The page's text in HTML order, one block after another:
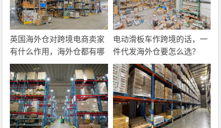
英国海外仓对跨境电商卖家
有什么作用，海外仓都有哪
些核心服务？
电动滑板车作跨境的话，一
件代发海外仓要怎么选？